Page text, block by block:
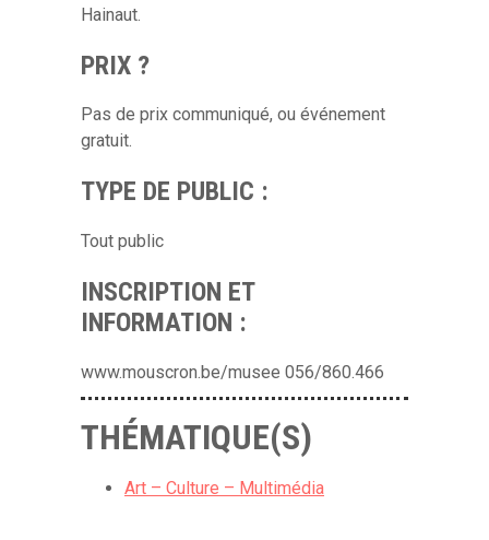
Hainaut.
PRIX ?
Pas de prix communiqué, ou événement
gratuit.
TYPE DE PUBLIC :
Tout public
INSCRIPTION ET
INFORMATION :
www.mouscron.be/musee 056/860.466
THÉMATIQUE(S)
Art – Culture – Multimédia